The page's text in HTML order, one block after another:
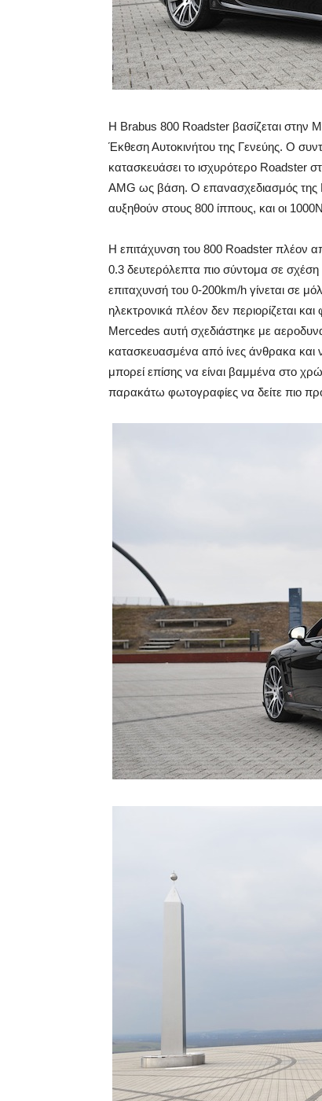
Η Brabus 800 Roadster βασίζεται στην
Έκθεση Αυτοκινήτου της Γενεύης. Ο
κατασκευάσει το ισχυρότερο Roadster
AMG ως βάση. Ο επανασχεδιασμός της
αυξηθούν στους 800 ίππους, και οι
Η επιτάχυνση του 800 Roadster πλέον
0.3 δευτερόλεπτα πιο σύντομα σε
επιταχυνσή του 0-200km/h γίνεται σε
ηλεκτρονικά πλέον δεν περιορίζεται
Mercedes αυτή σχεδιάστηκε με
κατασκευασμένα από ίνες άνθρακα και
μπορεί επίσης να είναι βαμμένα στο
παρακάτω φωτογραφίες να δείτε πιο